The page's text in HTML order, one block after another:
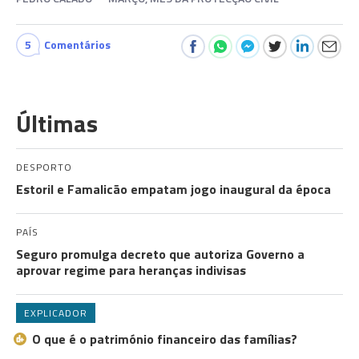
5 Comentários
Últimas
DESPORTO
Estoril e Famalicão empatam jogo inaugural da época
PAÍS
Seguro promulga decreto que autoriza Governo a
aprovar regime para heranças indivisas
EXPLICADOR
O que é o património financeiro das famílias?